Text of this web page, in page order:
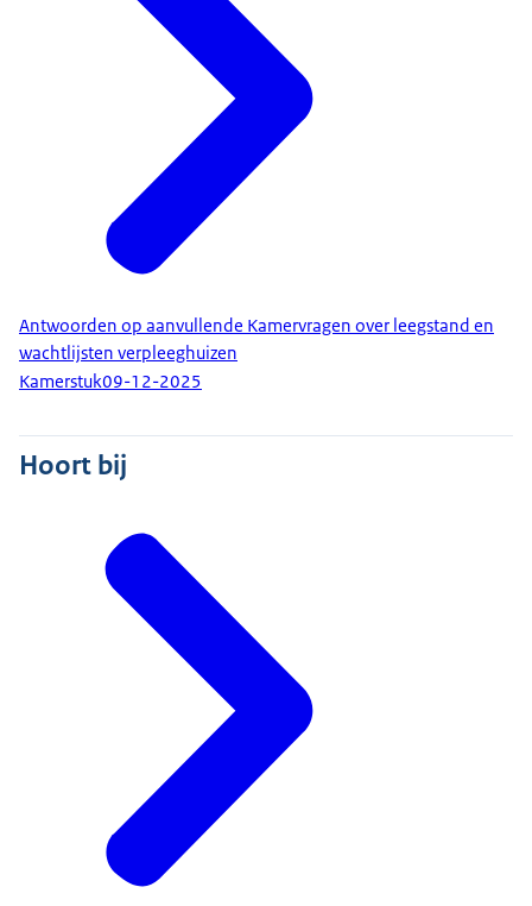
Antwoorden op aanvullende Kamervragen over leegstand en
wachtlijsten verpleeghuizen
Kamerstuk09-12-2025
Hoort bij